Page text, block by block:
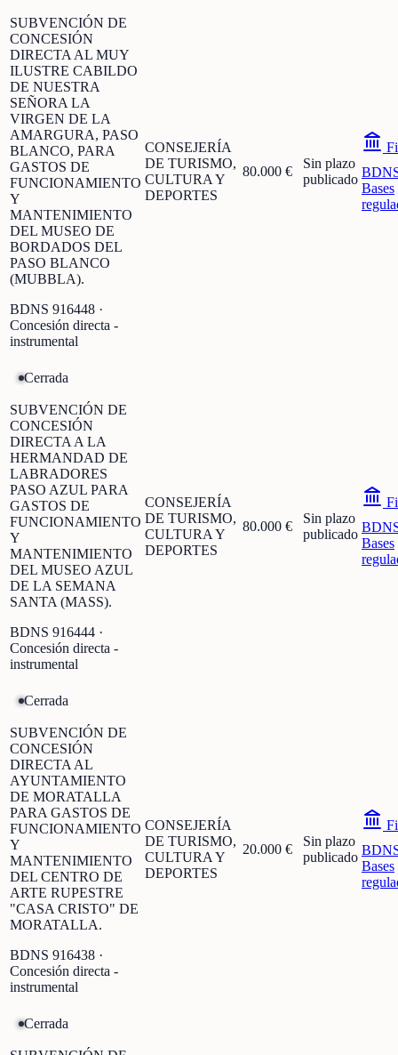
SUBVENCIÓN DE
CONCESIÓN
DIRECTA AL MUY
ILUSTRE CABILDO
DE NUESTRA
SEÑORA LA
VIRGEN DE LA
AMARGURA, PASO
BLANCO, PARA
GASTOS DE
FUNCIONAMIENTO
Y
MANTENIMIENTO
DEL MUSEO DE
BORDADOS DEL
PASO BLANCO
(MUBBLA).
BDNS 916448 ·
Concesión directa -
instrumental
CONSEJERÍA
DE TURISMO,
CULTURA Y
DEPORTES
80.000 €
Sin plazo
publicado
Bases
Cerrada
SUBVENCIÓN DE
CONCESIÓN
DIRECTA A LA
HERMANDAD DE
LABRADORES
PASO AZUL PARA
GASTOS DE
FUNCIONAMIENTO
Y
MANTENIMIENTO
DEL MUSEO AZUL
DE LA SEMANA
SANTA (MASS).
BDNS 916444 ·
Concesión directa -
instrumental
CONSEJERÍA
DE TURISMO,
CULTURA Y
DEPORTES
80.000 €
Sin plazo
publicado
Bases
Cerrada
SUBVENCIÓN DE
CONCESIÓN
DIRECTA AL
AYUNTAMIENTO
DE MORATALLA
PARA GASTOS DE
FUNCIONAMIENTO
Y
MANTENIMIENTO
DEL CENTRO DE
ARTE RUPESTRE
"CASA CRISTO" DE
MORATALLA.
BDNS 916438 ·
Concesión directa -
instrumental
CONSEJERÍA
DE TURISMO,
CULTURA Y
DEPORTES
20.000 €
Sin plazo
publicado
Bases
Cerrada